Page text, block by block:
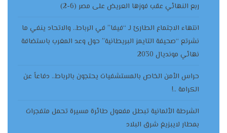
ربع النهائي عقب فوزها العريض على مصر (6-2)
انتهاء الاجتماع الطارئ لـ “فيفا” في الرباط.. والاتحاد ينفي ما
نشرتع “صحيفة التايمز البريطانية” حول وعد المغرب باستضافة
نهائي مونديال 2030
حراس الأمن الخاص بالمستشفيات يحتجون بالرباط.. دفاعاً عن
الكرامة ..!
الشرطة الألمانية تبطل مفعول طائرة مسيرة تحمل متفجرات
بمطار لايبزيغ شرق البلاد